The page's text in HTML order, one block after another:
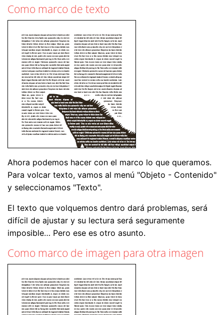
Como marco de texto
Ahora podemos hacer con el marco lo que queramos.
Para volcar texto, vamos al menú "Objeto - Contenido"
y seleccionamos "Texto".
El texto que volquemos dentro dará problemas, será
difícil de ajustar y su lectura será seguramente
imposible… Pero ese es otro asunto.
Como marco de imagen para otra imagen